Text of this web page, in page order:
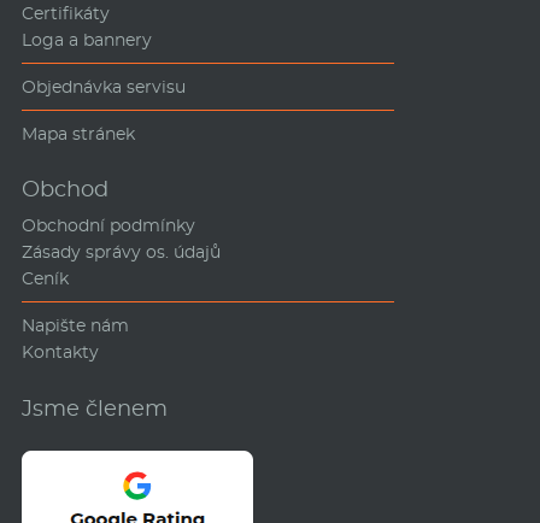
Certifikáty
Loga a bannery
Objednávka servisu
Mapa stránek
Obchod
Obchodní podmínky
Zásady správy os. údajů
Ceník
Napište nám
Kontakty
Jsme členem